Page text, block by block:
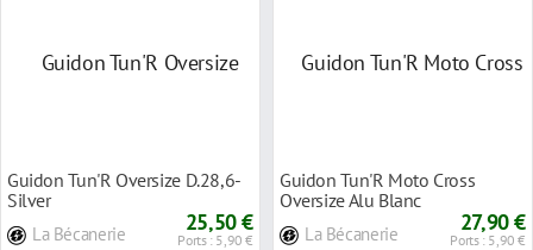
Guidon Tun'R Oversize D.28,6-
Silver
La Bécanerie 25,50 €
Ports : 5,90 €
Guidon Tun'R Moto Cross
Oversize Alu Blanc
La Bécanerie 27,90 €
Ports : 5,90 €